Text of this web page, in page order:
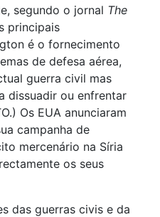
segundo o jornal The
principais
é o fornecimento
de defesa aérea,
guerra civil mas
dissuadir ou enfrentar
Os EUA anunciaram
campanha de
mercenário na Síria
os seus
das guerras civis e da